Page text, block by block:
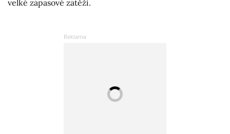
velké zápasové zátěži.